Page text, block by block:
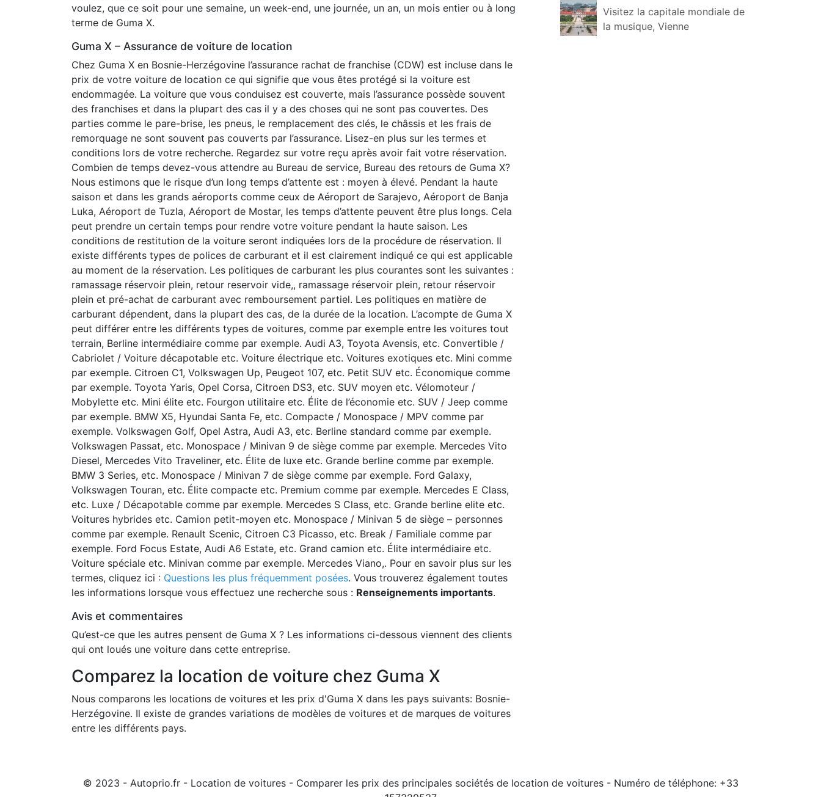
voulez, que ce soit pour une semaine, un week-end, une journée, un an, un mois entier ou à long
terme de Guma X.
Guma X – Assurance de voiture de location
Chez Guma X en Bosnie-Herzégovine l’assurance rachat de franchise (CDW) est incluse dans le
prix de votre voiture de location ce qui signifie que vous êtes protégé si la voiture est
endommagée. La voiture que vous conduisez est couverte, mais l’assurance possède souvent
des franchises et dans la plupart des cas il y a des choses qui ne sont pas couvertes. Des
parties comme le pare-brise, les pneus, le remplacement des clés, le châssis et les frais de
remorquage ne sont souvent pas couverts par l’assurance. Lisez-en plus sur les termes et
conditions lors de votre recherche. Regardez sur votre reçu après avoir fait votre réservation.
Combien de temps devez-vous attendre au Bureau de service, Bureau des retours de Guma X?
Nous estimons que le risque d’un long temps d’attente est : moyen à élevé. Pendant la haute
saison et dans les grands aéroports comme ceux de Aéroport de Sarajevo, Aéroport de Banja
Luka, Aéroport de Tuzla, Aéroport de Mostar, les temps d’attente peuvent être plus longs. Cela
peut prendre un certain temps pour rendre votre voiture pendant la haute saison. Les
conditions de restitution de la voiture seront indiquées lors de la procédure de réservation. Il
existe différents types de polices de carburant et il est clairement indiqué ce qui est applicable
au moment de la réservation. Les politiques de carburant les plus courantes sont les suivantes :
ramassage réservoir plein, retour reservoir vide,, ramassage réservoir plein, retour réservoir
plein et pré-achat de carburant avec remboursement partiel. Les politiques en matière de
carburant dépendent, dans la plupart des cas, de la durée de la location. L’acompte de Guma X
peut différer entre les différents types de voitures, comme par exemple entre les voitures tout
terrain, Berline intermédiaire comme par exemple. Audi A3, Toyota Avensis, etc. Convertible /
Cabriolet / Voiture décapotable etc. Voiture électrique etc. Voitures exotiques etc. Mini comme
par exemple. Citroen C1, Volkswagen Up, Peugeot 107, etc. Petit SUV etc. Économique comme
par exemple. Toyota Yaris, Opel Corsa, Citroen DS3, etc. SUV moyen etc. Vélomoteur /
Mobylette etc. Mini élite etc. Fourgon utilitaire etc. Élite de l’économie etc. SUV / Jeep comme
par exemple. BMW X5, Hyundai Santa Fe, etc. Compacte / Monospace / MPV comme par
exemple. Volkswagen Golf, Opel Astra, Audi A3, etc. Berline standard comme par exemple.
Volkswagen Passat, etc. Monospace / Minivan 9 de siège comme par exemple. Mercedes Vito
Diesel, Mercedes Vito Traveliner, etc. Élite de luxe etc. Grande berline comme par exemple.
BMW 3 Series, etc. Monospace / Minivan 7 de siège comme par exemple. Ford Galaxy,
Volkswagen Touran, etc. Élite compacte etc. Premium comme par exemple. Mercedes E Class,
etc. Luxe / Décapotable comme par exemple. Mercedes S Class, etc. Grande berline elite etc.
Voitures hybrides etc. Camion petit-moyen etc. Monospace / Minivan 5 de siège – personnes
comme par exemple. Renault Scenic, Citroen C3 Picasso, etc. Break / Familiale comme par
exemple. Ford Focus Estate, Audi A6 Estate, etc. Grand camion etc. Élite intermédiaire etc.
Voiture spéciale etc. Minivan comme par exemple. Mercedes Viano,. Pour en savoir plus sur les
termes, cliquez ici : Questions les plus fréquemment posées. Vous trouverez également toutes
les informations lorsque vous effectuez une recherche sous : Renseignements importants.
Avis et commentaires
Qu’est-ce que les autres pensent de Guma X ? Les informations ci-dessous viennent des clients
qui ont loués une voiture dans cette entreprise.
Comparez la location de voiture chez Guma X
Nous comparons les locations de voitures et les prix d'Guma X dans les pays suivants: Bosnie-
Herzégovine. Il existe de grandes variations de modèles de voitures et de marques de voitures
entre les différents pays.
Visitez la capitale mondiale de
la musique, Vienne
© 2023 - Autoprio.fr - Location de voitures - Comparer les prix des principales sociétés de location de voitures - Numéro de téléphone: +33